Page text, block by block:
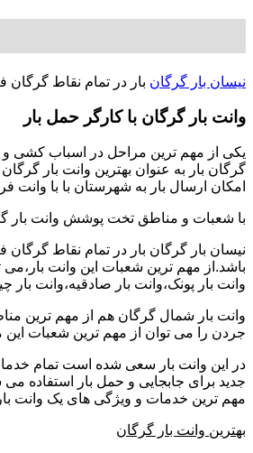
نیسان بار گرگان بار در تمام نقاط
وانت بار گرگان با کارگر حمل بار
یکی از مهم ترین مراحل در اسباب کشی و
گرگان بار به عنوان بهترین وانت بار
امکان ارسال بار به شهرستان با با وانت فراهم شده است
با شعبات و مناطق تخت پوشش وانت بار
نیسان بار گرگان بار در تمام نقاط
باشد.از مهم ترین شعبات این وانت
وانت بار پونک،وانت بار صادقیه،وانت بار
وانت بار شمال گرگان هم از مهم ترین
جردن را می توان از مهم ترین شعبات
در این وانت بار سعی شده است تمام خدمات
جدید برای جابجایی و حمل بار استفاده
مهم ترین خدمات و ویژگی های یک وانت
بهترین وانت بار گرگان